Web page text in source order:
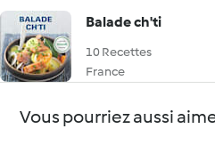
Balade ch'ti
10 Recettes
France
Vous pourriez aussi